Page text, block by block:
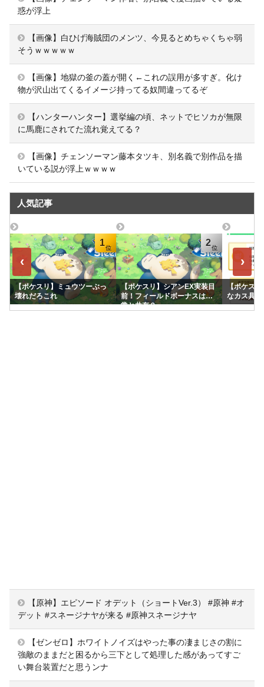
惑が浮上
【画像】白ひげ海賊団のメンツ、今見るとめちゃくちゃ弱
そうｗｗｗｗｗ
【画像】地獄の釜の蓋が開く←これの誤用が多すぎ。化け
物が沢山出てくるイメージ持ってる奴間違ってるぞ
【ハンターハンター】選挙編の頃、ネットでヒソカが無限
に馬鹿にされてた流れ覚えてる？
【画像】チェンソーマン藤本タツキ、別名義で別作品を描
いている説が浮上ｗｗｗｗ
人気記事
‹
1
【ポケスリ】ミュウツーぶっ
壊れだろこれ
2
【ポケスリ】シアンEX実装目
前！フィールドボーナスは通
常と共有？
【ポケス
なカス具合
›
【原神】エピソード オデット（ショートVer.3） #原神 #オ
デット #スネージナヤが来る #原神スネージナヤ
【ゼンゼロ】ホワイトノイズはやった事の凄まじさの割に
強敵のままだと困るから三下として処理した感があってすご
い舞台装置だと思うンナ